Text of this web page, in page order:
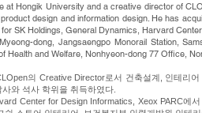
at Hongik University and a creative director of
design and information design. He has
SK Holdings, General Dynamics, Harvard
dong, Jangsaengpo Monorail Station,
Health and Welfare, Nonhyeon-dong 77 Office,
의 Creative Director로서 건축설계, 인테리
와 석사 학위을 취득하였다.
Center for Design Informatics, Xeox PARC에